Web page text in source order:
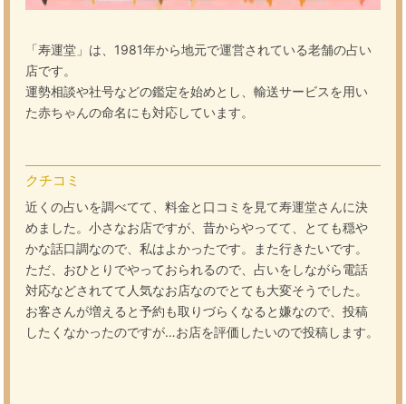
「寿運堂」は、1981年から地元で運営されている老舗の占い
店です。
運勢相談や社号などの鑑定を始めとし、輸送サービスを用い
た赤ちゃんの命名にも対応しています。
クチコミ
近くの占いを調べてて、料金と口コミを見て寿運堂さんに決
めました。小さなお店ですが、昔からやってて、とても穏や
かな話口調なので、私はよかったです。また行きたいです。
ただ、おひとりでやっておられるので、占いをしながら電話
対応などされてて人気なお店なのでとても大変そうでした。
お客さんが増えると予約も取りづらくなると嫌なので、投稿
したくなかったのですが…お店を評価したいので投稿します。